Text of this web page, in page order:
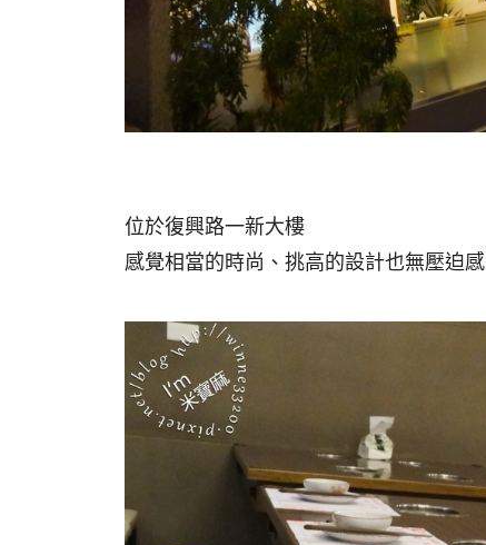
位於復興路一新大樓
感覺相當的時尚、挑高的設計也無壓迫感